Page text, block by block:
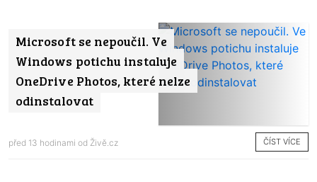
Microsoft se nepoučil. Ve
Windows potichu instaluje
OneDrive Photos, které nelze
odinstalovat
před 13 hodinami od Živě.cz ČÍST VÍCE